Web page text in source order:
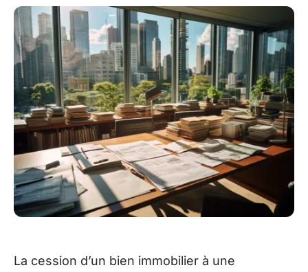
La cession d’un bien immobilier à une